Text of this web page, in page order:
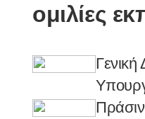
ομιλίες
Υπουργείο